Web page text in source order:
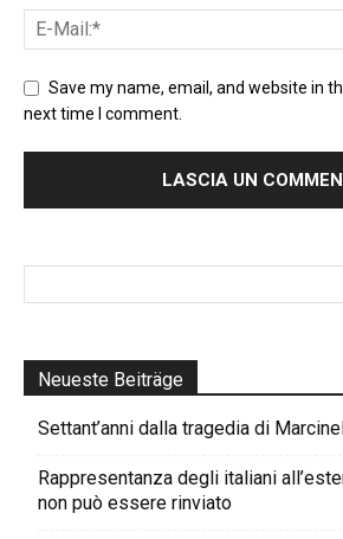
Save my name, email, and website in
next time I comment.
Neueste Beiträge
Settant’anni dalla tragedia di
Rappresentanza degli italiani
non può essere rinviato